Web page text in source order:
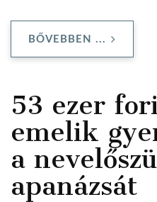
BŐVEBBEN ...
53 ezer
emelik
a
apanázsát